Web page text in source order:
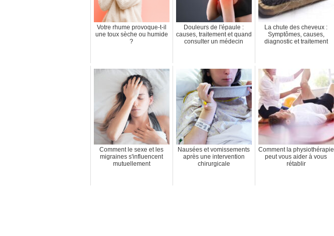
Votre rhume provoque-t-il
une toux sèche ou humide
?
Douleurs de l'épaule :
causes, traitement et quand
consulter un médecin
La chute des cheveux :
Symptômes, causes,
diagnostic et traitement
Comment le sexe et les
migraines s'influencent
mutuellement
Nausées et vomissements
après une intervention
chirurgicale
Comment la physiothérapie
peut vous aider à vous
rétablir